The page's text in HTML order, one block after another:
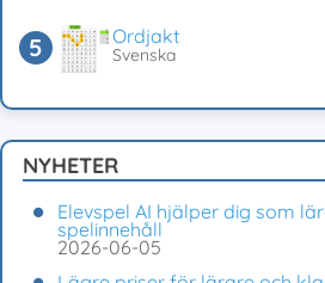
Ordjakt
Svenska
NYHETER
Elevspel AI hjälper dig som
spelinnehåll
2026-06-05